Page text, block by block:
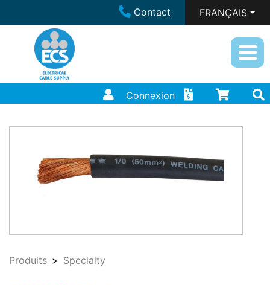
Contact FRANÇAIS
Connexion
Produits Specialty